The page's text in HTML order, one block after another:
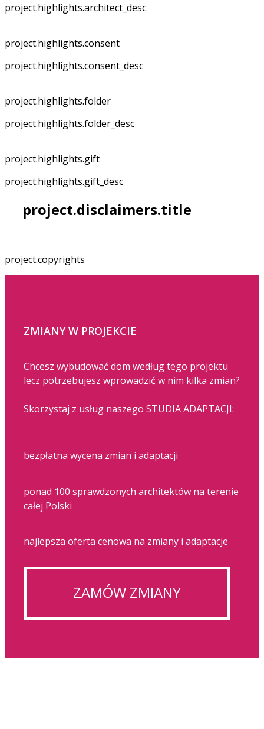
project.highlights.architect_desc
project.highlights.consent
project.highlights.consent_desc
project.highlights.folder
project.highlights.folder_desc
project.highlights.gift
project.highlights.gift_desc
project.disclaimers.title
project.copyrights
ZMIANY W PROJEKCIE
Chcesz wybudować dom według tego projektu
lecz potrzebujesz wprowadzić w nim kilka zmian?
Skorzystaj z usług naszego STUDIA ADAPTACJI:
bezpłatna wycena zmian i adaptacji
ponad 100 sprawdzonych architektów na terenie
całej Polski
najlepsza oferta cenowa na zmiany i adaptacje
ZAMÓW ZMIANY